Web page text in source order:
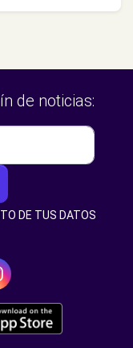
de noticias:
DE TUS DATOS